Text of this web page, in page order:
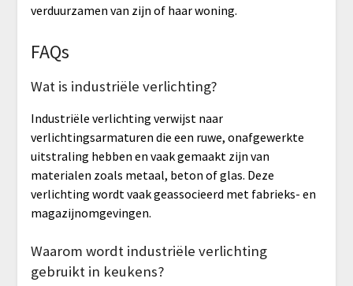
verduurzamen van zijn of haar woning.
FAQs
Wat is industriële verlichting?
Industriële verlichting verwijst naar
verlichtingsarmaturen die een ruwe, onafgewerkte
uitstraling hebben en vaak gemaakt zijn van
materialen zoals metaal, beton of glas. Deze
verlichting wordt vaak geassocieerd met fabrieks- en
magazijnomgevingen.
Waarom wordt industriële verlichting
gebruikt in keukens?